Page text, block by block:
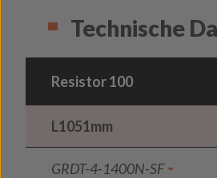
Technische
Resistor 100
L1051mm
GRDT-4-1400N-SF